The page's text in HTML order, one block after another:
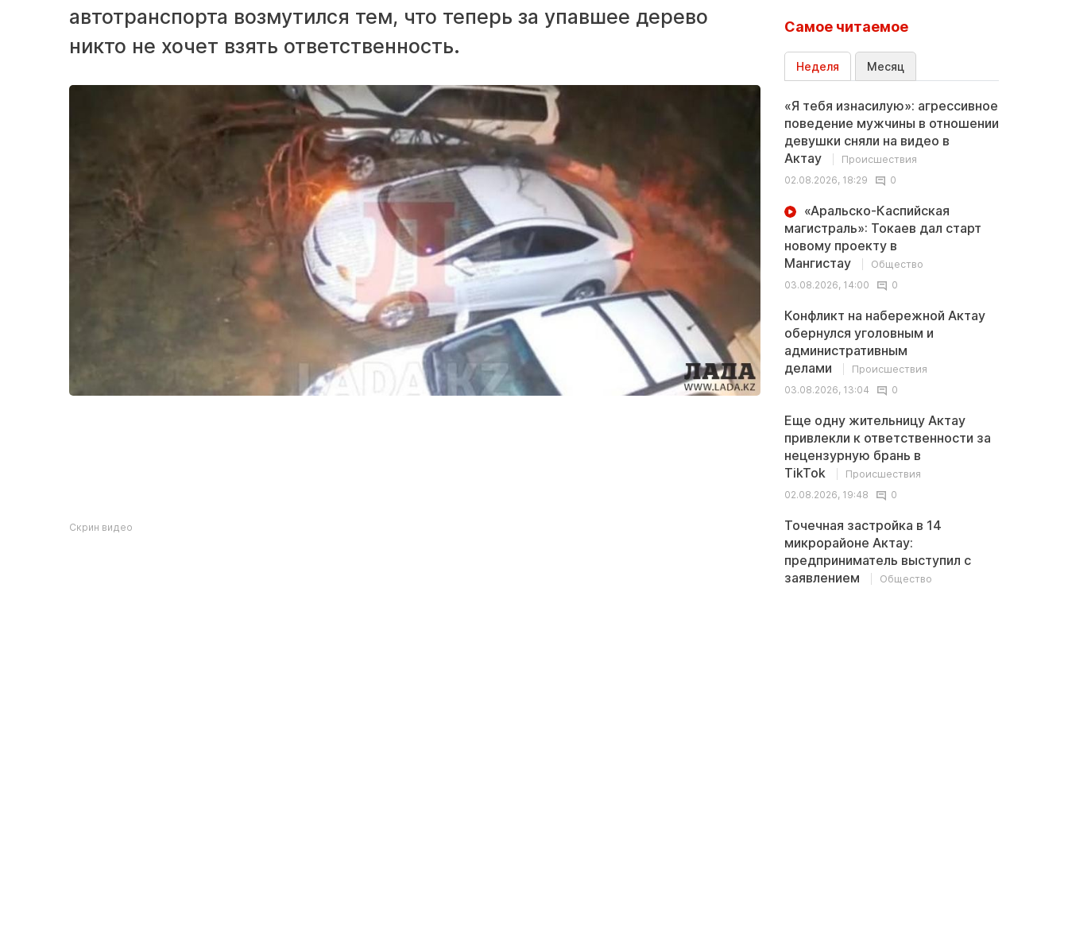
автотранспорта возмутился тем, что теперь за упавшее дерево
никто не хочет взять ответственность.
Скрин видео
Самое читаемое
Неделя Месяц
«Я тебя изнасилую»: агрессивное
поведение мужчины в отношении
девушки сняли на видео в
Актау
Происшествия
02.08.2026, 18:29
0
«Аральско-Каспийская
магистраль»: Токаев дал старт
новому проекту в
Мангистау
Общество
03.08.2026, 14:00
0
Конфликт на набережной Актау
обернулся уголовным и
административным
делами
Происшествия
03.08.2026, 13:04
0
Еще одну жительницу Актау
привлекли к ответственности за
нецензурную брань в
TikTok
Происшествия
02.08.2026, 19:48
0
Точечная застройка в 14
микрорайоне Актау:
предприниматель выступил с
заявлением
Общество